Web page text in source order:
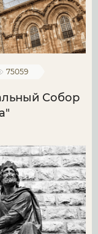
75059
Собор